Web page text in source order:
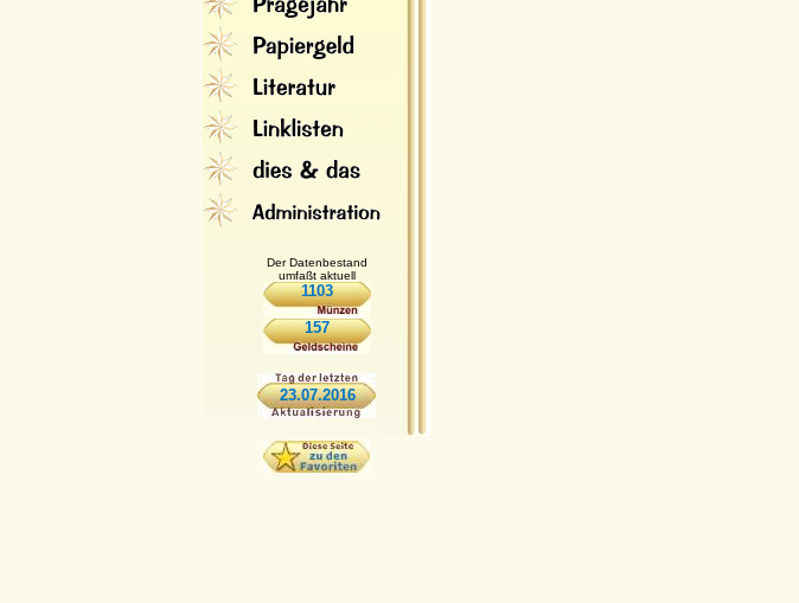
Der Datenbestand
umfaßt aktuell
1103
157
23.07.2016